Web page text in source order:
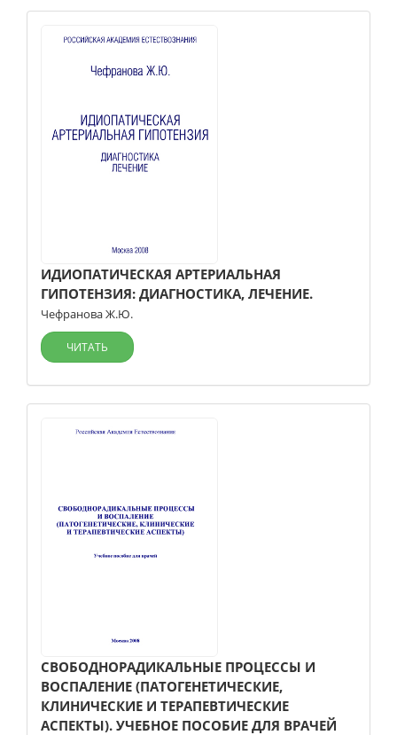
ИДИОПАТИЧЕСКАЯ АРТЕРИАЛЬНАЯ
ГИПОТЕНЗИЯ: ДИАГНОСТИКА, ЛЕЧЕНИЕ.
Чефранова Ж.Ю.
ЧИТАТЬ
СВОБОДНОРАДИКАЛЬНЫЕ ПРОЦЕССЫ И
ВОСПАЛЕНИЕ (ПАТОГЕНЕТИЧЕСКИЕ,
КЛИНИЧЕСКИЕ И ТЕРАПЕВТИЧЕСКИЕ
АСПЕКТЫ). УЧЕБНОЕ ПОСОБИЕ ДЛЯ ВРАЧЕЙ